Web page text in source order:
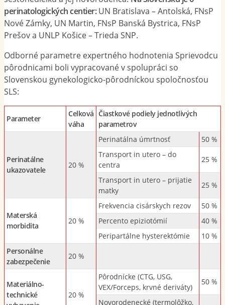
perinatologických centier:UN Bratislava – Antolská, FNsP
Nové Zámky, UN Martin, FNsP Banská Bystrica, FNsP
Prešov a UNLP Košice – Trieda SNP.
Odborné parametre expertného hodnotenia Sprievodcu
pôrodnicami boli vypracované v spolupráci so
Slovenskou gynekologicko-pôrodníckou spoločnosťou
SLS:
Parameter
Celková
váha
Čiastkové podiely jednotlivých
parametrov
Perinatálne
ukazovatele
20 %
Perinatálna úmrtnosť
50 %
Transport in utero – do
centra
25 %
Transport in utero – prijatie
matky
25 %
Materská
morbidita
20 %
Frekvencia cisárskych rezov
50 %
Percento epiziotómií
40 %
Peripartálne hysterektómie
10 %
Personálne
zabezpečenie
20 %
Materiálno-
technické
20 %
Pôrodnícke (CTG, USG,
VEX/Forceps, krvné deriváty)
50 %
Novorodenecké (termolôžko,